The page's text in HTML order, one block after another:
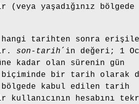
yaşadığınız bölgede
hangi tarihten sonra
son-tarih ´in değeri; 1
kadar olan sürenin gün
biçiminde bir tarih olarak
kabul edilen tarih
hesabını